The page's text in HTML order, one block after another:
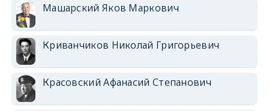
Машарский Яков Маркович
Криванчиков Николай Григорьевич
Красовский Афанасий Степанович